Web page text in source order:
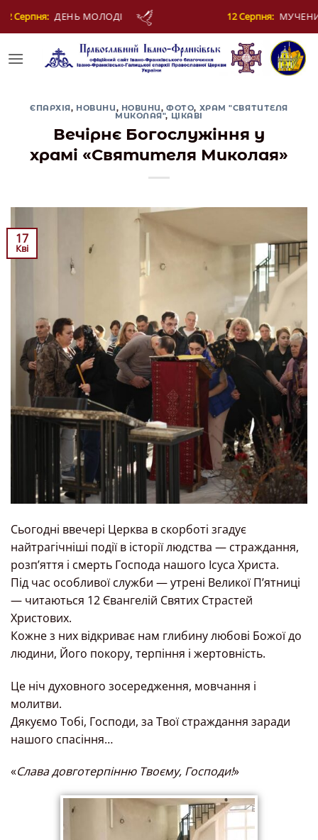
12 Серпня: МУЧЕНИКІВ ФОТІЯ Й АНКИТИ ТА БАГАТЬОХ
ЄПАРХІЯ, НОВИНИ, НОВИНИ,ФОТО, ХРАМ "СВЯТИТЕЛЯ
МИКОЛАЯ", ЦІКАВІ
Вечірнє Богослужіння у
храмі «Святителя Миколая»
17
Кві
Сьогодні ввечері Церква в скорботі згадує
найтрагічніші події в історії людства — страждання,
розп’яття і смерть Господа нашого Ісуса Христа.
Під час особливої служби — утрені Великої П’ятниці
— читаються 12 Євангелій Святих Страстей
Христових.
Кожне з них відкриває нам глибину любові Божої до
людини, Його покору, терпіння і жертовність.
Це ніч духовного зосередження, мовчання і
молитви.
Дякуємо Тобі, Господи, за Твої страждання заради
нашого спасіння…
«Слава довготерпінню Твоєму, Господи!»